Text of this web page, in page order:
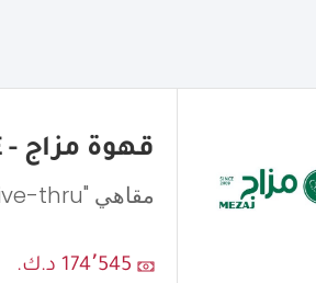
قهوة مزاج - MEZAJ COFFEE
مقاهي "Drive-thru"
174٬545 د.ك.